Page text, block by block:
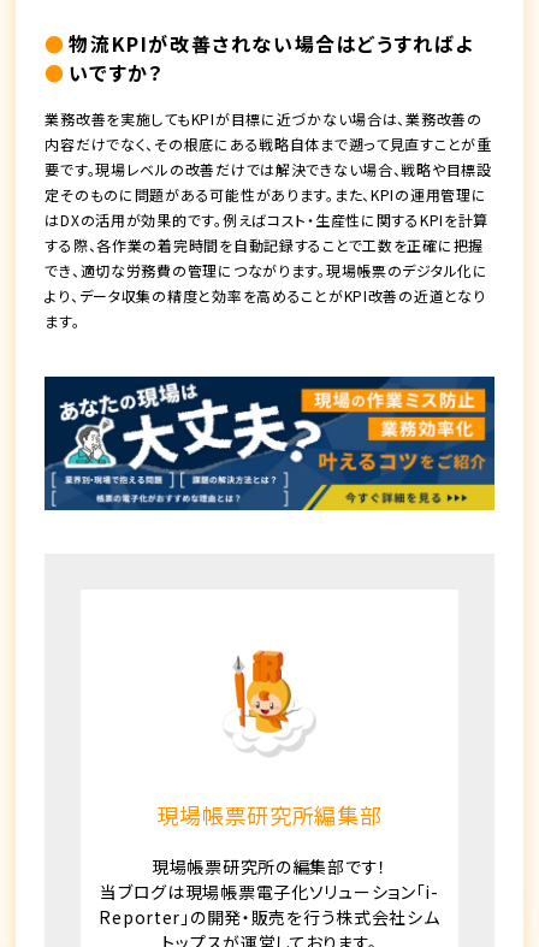
物流KPIが改善されない場合はどうすればよ
いですか？
業務改善を実施してもKPIが目標に近づかない場合は、業務改善の
内容だけでなく、その根底にある戦略自体まで遡って見直すことが重
要です。現場レベルの改善だけでは解決できない場合、戦略や目標設
定そのものに問題がある可能性があります。また、KPIの運用管理に
はDXの活用が効果的です。例えばコスト・生産性に関するKPIを計算
する際、各作業の着完時間を自動記録することで工数を正確に把握
でき、適切な労務費の管理につながります。現場帳票のデジタル化に
より、データ収集の精度と効率を高めることがKPI改善の近道となり
ます。
現場帳票研究所編集部
現場帳票研究所の編集部です！
当ブログは現場帳票電子化ソリューション「i-
Reporter」の開発・販売を行う株式会社シム